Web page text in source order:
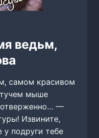
ведьм,
самом красивом
мыше
—
Извините,
у подруги тебе